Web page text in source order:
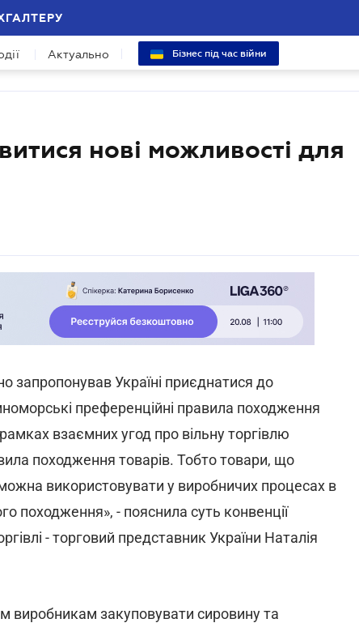
Актуально Бізнес під час війни
нові можливості для
запропонував Україні приєднатися до
преференційні правила походження
взаємних угод про вільну торгівлю
походження товарів. Тобто товари, що
використовувати у виробничих процесах в
походження», - пояснила суть конвенції
- торговий представник України Наталія
виробникам закуповувати сировину та